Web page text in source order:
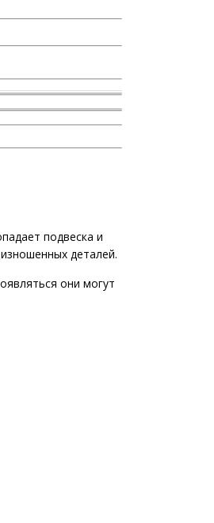
подвеска и
деталей.
они могут